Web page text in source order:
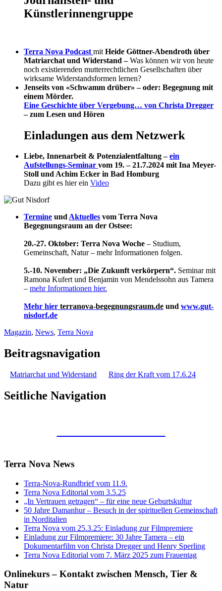
Künstlerinnengruppe
Terra Nova Podcast mit Heide Göttner-Abendroth über
Matriarchat und Widerstand –Was können wir von heute
noch existierenden mutterrechtlichen Gesellschaften über
wirksame Widerstandsformen lernen?
Jenseits von «Schwamm drüber» – oder: Begegnung mit
einem Mörder.
Eine Geschichte über Vergebung… von Christa Dregger
– zum Lesen und Hören
Einladungen aus dem Netzwerk
Liebe, Innenarbeit & Potenzialentfaltung –ein
Aufstellungs-Seminar vom 19. – 21.7.2024 mit Ina Meyer-
Stoll und Achim Ecker in Bad Homburg
Dazu gibt es hier ein Video
Termine undAktuelles vom Terra Nova
Begegnungsraum an der Ostsee:
20.-27. Oktober: Terra Nova Woche – Studium,
Gemeinschaft, Natur – mehr Informationen folgen.
5.-10. November: „Die Zukunft verkörpern“. Seminar mit
Ramona Kufert und Benjamin von Mendelssohn aus Tamera
– mehr Informationen hier.
Mehr hier terranova-begegnungsraum.de und www.gut-
nisdorf.de
Magazin, News, Terra Nova
Beitragsnavigation
Matriarchat und Widerstand Ring der Kraft vom 17.6.24
Seitliche Navigation
Terra Nova News
Terra-Nova-Rundbrief vom 11.9.
Terra Nova Editorial vom 3.5.25
„In Vertrauen getragen“ – für eine neue Geburtskultur
50 Jahre Damanhur – Besuch in der spirituellen Gemeinschaft
in Norditalien
Terra Nova vom 25.3.25: Einladung zur Filmpremiere
Einladung zur Filmpremiere: 30 Jahre Tamera – ein
Dokumentarfilm von Christa Dregger und Henry Sperling
Terra Nova Editorial vom 7. März 2025 zum Frauentag
Onlinekurs – Kontakt zwischen Mensch, Tier &
Natur